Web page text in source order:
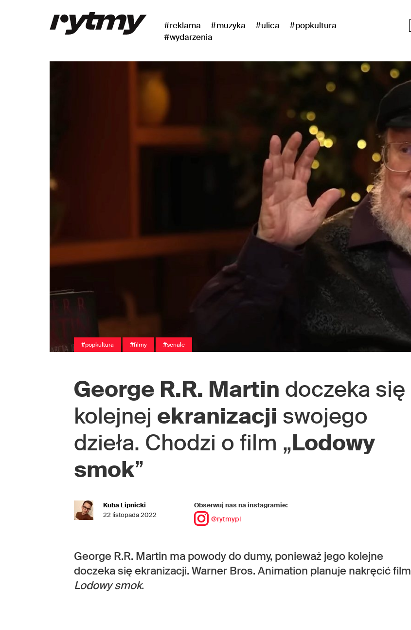
#reklama #muzyka #ulica
#popkultura
#wydarzenia
#popkultura #filmy #seriale
George R.R. Martin doczeka się
kolejnej ekranizacji swojego
dzieła. Chodzi o film „Lodowy
smok”
Kuba Lipnicki
22 listopada 2022
Obserwuj nas na instagramie:
@rytmypl
George R.R. Martin ma powody do dumy, ponieważ jego kolejne
doczeka się ekranizacji. Warner Bros. Animation planuje nakręcić film
Lodowy smok.